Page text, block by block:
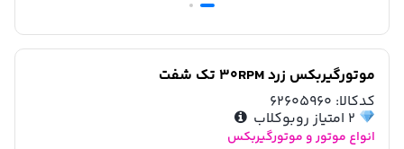
موتورگیربکس زرد 30RPM تک شفت
کدکالا: 62605960
2 امتیاز روبوکلاب
انواع موتور و موتورگیربکس